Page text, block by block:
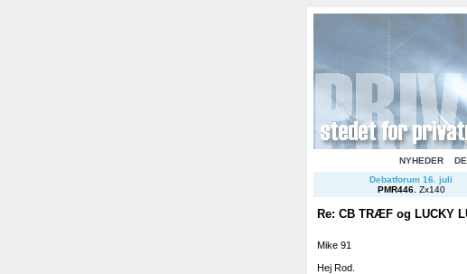
NYHEDER
Debatforum 16. juli
PMR446. Zx140
Re: CB TRÆF og LUCKY
Mike 91
Hej Rod.